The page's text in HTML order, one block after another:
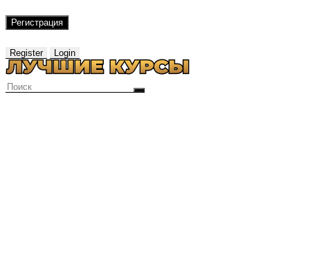
Регистрация
Register Login